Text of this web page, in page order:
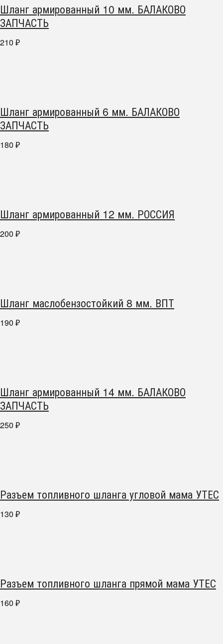
Шланг армированный 10 мм. БАЛАКОВО
ЗАПЧАСТЬ
210 ₽
Шланг армированный 6 мм. БАЛАКОВО
ЗАПЧАСТЬ
180 ₽
Шланг армированный 12 мм. РОССИЯ
200 ₽
Шланг маслобензостойкий 8 мм. ВПТ
190 ₽
Шланг армированный 14 мм. БАЛАКОВО
ЗАПЧАСТЬ
250 ₽
Разъем топливного шланга угловой мама УТЕС
130 ₽
Разъем топливного шланга прямой мама УТЕС
160 ₽